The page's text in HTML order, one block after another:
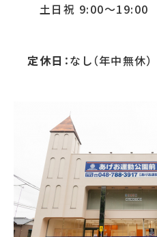
土日祝 9:00～19:00
定休日 ：なし（年中無休）